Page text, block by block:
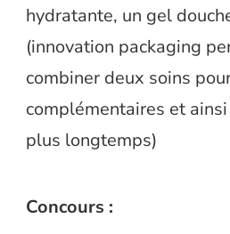
hydratante, un gel
(innovation packaging
combiner deux soins
complémentaires et
plus longtemps)
Concours :